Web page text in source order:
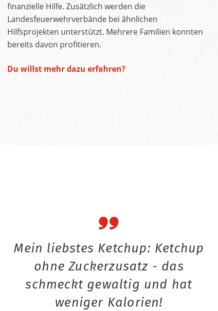
finanzielle Hilfe. Zusätzlich werden die
Landesfeuerwehrverbände bei ähnlichen
Hilfsprojekten unterstützt. Mehrere Familien konnten
bereits davon profitieren.
Du willst mehr dazu erfahren?
Mein liebstes Ketchup: Ketchup
ohne Zuckerzusatz - das
schmeckt gewaltig und hat
weniger Kalorien!